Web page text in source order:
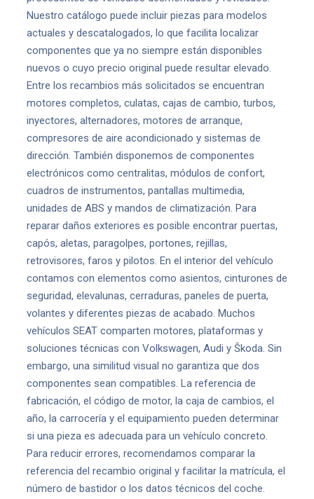
Nuestro catálogo puede incluir piezas para modelos
actuales y descatalogados, lo que facilita localizar
componentes que ya no siempre están disponibles
nuevos o cuyo precio original puede resultar elevado.
Entre los recambios más solicitados se encuentran
motores completos, culatas, cajas de cambio, turbos,
inyectores, alternadores, motores de arranque,
compresores de aire acondicionado y sistemas de
dirección. También disponemos de componentes
electrónicos como centralitas, módulos de confort,
cuadros de instrumentos, pantallas multimedia,
unidades de ABS y mandos de climatización. Para
reparar daños exteriores es posible encontrar puertas,
capós, aletas, paragolpes, portones, rejillas,
retrovisores, faros y pilotos. En el interior del vehículo
contamos con elementos como asientos, cinturones de
seguridad, elevalunas, cerraduras, paneles de puerta,
volantes y diferentes piezas de acabado. Muchos
vehículos SEAT comparten motores, plataformas y
soluciones técnicas con Volkswagen, Audi y Škoda. Sin
embargo, una similitud visual no garantiza que dos
componentes sean compatibles. La referencia de
fabricación, el código de motor, la caja de cambios, el
año, la carrocería y el equipamiento pueden determinar
si una pieza es adecuada para un vehículo concreto.
Para reducir errores, recomendamos comparar la
referencia del recambio original y facilitar la matrícula, el
número de bastidor o los datos técnicos del coche.